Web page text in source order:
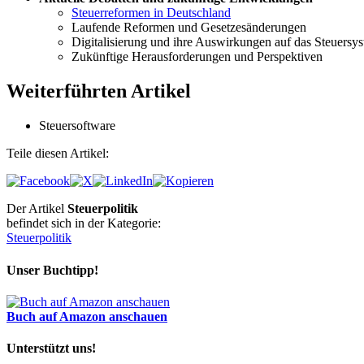
Steuerreformen in Deutschland
Laufende Reformen und Gesetzesänderungen
Digitalisierung und ihre Auswirkungen auf das
Zukünftige Herausforderungen und Perspektiven
Weiterführten Artikel
Steuersoftware
Teile diesen Artikel:
Der Artikel Steuerpolitik
befindet sich in der Kategorie:
Steuerpolitik
Unser Buchtipp!
Buch auf Amazon anschauen
Unterstützt uns!